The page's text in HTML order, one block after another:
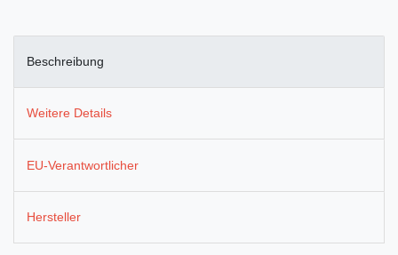
Beschreibung
Weitere Details
EU-Verantwortlicher
Hersteller